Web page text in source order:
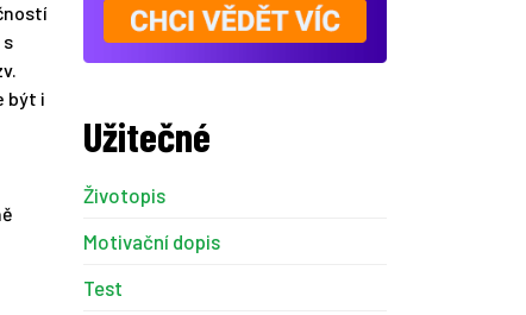
být i
Užitečné
Životopis
Motivační dopis
Test